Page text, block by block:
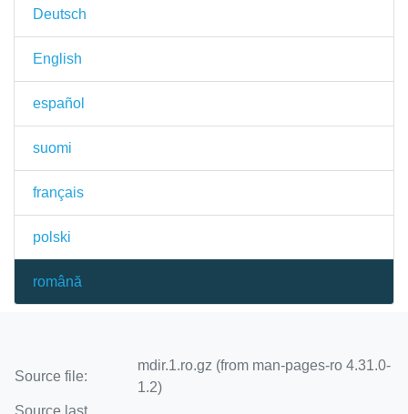
Deutsch
English
español
suomi
français
polski
română
Source file:
mdir.1.ro.gz (from man-pages-ro 4.31.0-
1.2)